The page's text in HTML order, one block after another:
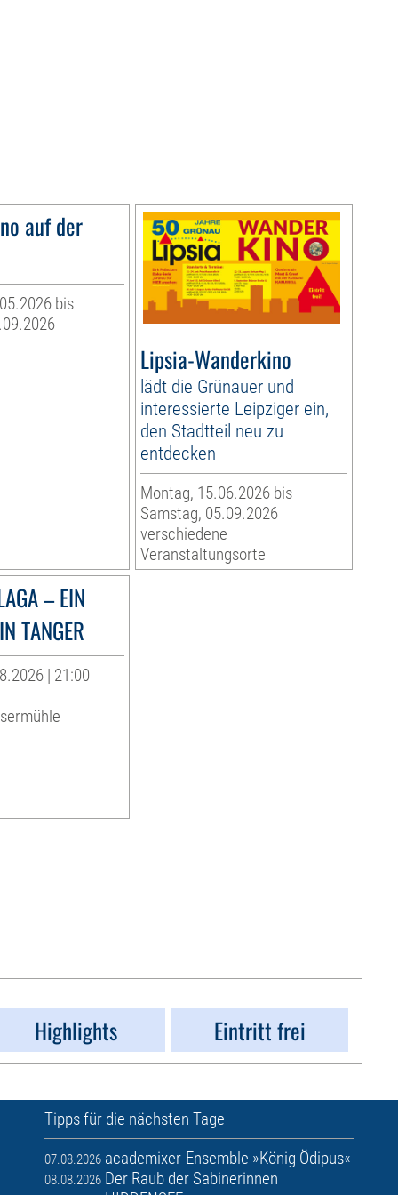
auf der
bis
Lipsia-Wanderkino
lädt die Grünauer und
interessierte Leipziger ein,
den Stadtteil neu zu
entdecken
Montag, 15.06.2026 bis
Samstag, 05.09.2026
verschiedene
Veranstaltungsorte
– EIN
TANGER
| 21:00
Highlights Eintritt frei
Tipps für die nächsten Tage
07.08.2026 academixer-Ensemble »König Ödipus«
08.08.2026 Der Raub der Sabinerinnen